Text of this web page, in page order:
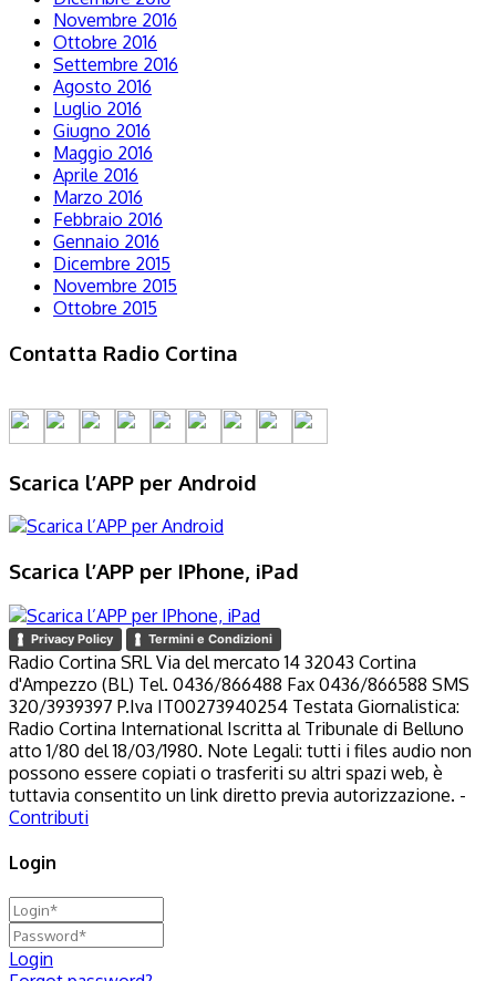
Novembre 2016
Ottobre 2016
Settembre 2016
Agosto 2016
Luglio 2016
Giugno 2016
Maggio 2016
Aprile 2016
Marzo 2016
Febbraio 2016
Gennaio 2016
Dicembre 2015
Novembre 2015
Ottobre 2015
Contatta Radio Cortina
Scarica l’APP per Android
Scarica l’APP per IPhone, iPad
Privacy Policy Termini e Condizioni
Radio Cortina SRL Via del mercato 14 32043 Cortina
d'Ampezzo (BL) Tel. 0436/866488 Fax 0436/866588 SMS
320/3939397 P.Iva IT00273940254 Testata Giornalistica:
Radio Cortina International Iscritta al Tribunale di Belluno
atto 1/80 del 18/03/1980. Note Legali: tutti i files audio non
possono essere copiati o trasferiti su altri spazi web, è
tuttavia consentito un link diretto previa autorizzazione. -
Contributi
Login
Login